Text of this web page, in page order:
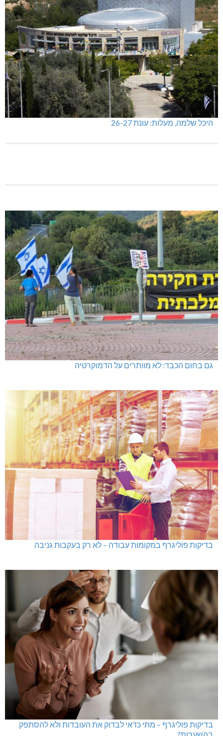
היכל שלמה, מעלות: עונת 26-27
גם בחום הכבד: לא מוותרים על הדמוקרטיה
בדיקות פוליגרף במקומות עבודה – לא רק בעקבות גניבה
בדיקות פוליגרף – מתי כדאי לבדוק את העובדות ולא להסתפק